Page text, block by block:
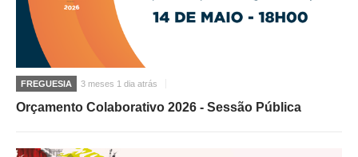
FREGUESIA 3 meses 1 dia atrás
Orçamento Colaborativo 2026 - Sessão Pública